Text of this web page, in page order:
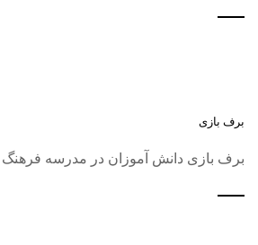
برف بازی
برف بازی دانش آموزان در مدرسه فرهنگ